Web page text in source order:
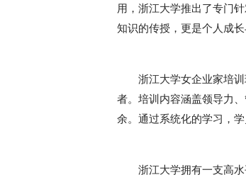
用，浙江大学推出了专门
知识的传授，更是个人成长
浙江大学女企业家培
者。培训内容涵盖领导力
余。通过系统化的学习，
浙江大学拥有一支高